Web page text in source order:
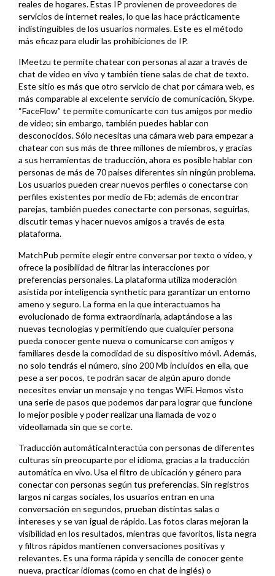
reales de hogares. Estas IP provienen de proveedores de
servicios de internet reales, lo que las hace prácticamente
indistinguibles de los usuarios normales. Este es el método
más eficaz para eludir las prohibiciones de IP.
IMeetzu te permite chatear con personas al azar a través de
chat de video en vivo y también tiene salas de chat de texto.
Este sitio es más que otro servicio de chat por cámara web, es
más comparable al excelente servicio de comunicación, Skype.
“FaceFlow” te permite comunicarte con tus amigos por medio
de video; sin embargo, también puedes hablar con
desconocidos. Sólo necesitas una cámara web para empezar a
chatear con sus más de three millones de miembros, y gracias
a sus herramientas de traducción, ahora es posible hablar con
personas de más de 70 países diferentes sin ningún problema.
Los usuarios pueden crear nuevos perfiles o conectarse con
perfiles existentes por medio de Fb; además de encontrar
parejas, también puedes conectarte con personas, seguirlas,
discutir temas y hacer nuevos amigos a través de esta
plataforma.
MatchPub permite elegir entre conversar por texto o vídeo, y
ofrece la posibilidad de filtrar las interacciones por
preferencias personales. La plataforma utiliza moderación
asistida por inteligencia synthetic para garantizar un entorno
ameno y seguro. La forma en la que interactuamos ha
evolucionado de forma extraordinaria, adaptándose a las
nuevas tecnologías y permitiendo que cualquier persona
pueda conocer gente nueva o comunicarse con amigos y
familiares desde la comodidad de su dispositivo móvil. Además,
no solo tendrás el número, sino 200 Mb incluidos en ella, que
pese a ser pocos, te podrán sacar de algún apuro donde
necesites enviar un mensaje y no tengas WiFi. Hemos visto
una serie de pasos que podemos dar para lograr que funcione
lo mejor posible y poder realizar una llamada de voz o
videollamada sin que se corte.
Traducción automáticaInteractúa con personas de diferentes
culturas sin preocuparte por el idioma, gracias a la traducción
automática en vivo. Usa el filtro de ubicación y género para
conectar con personas según tus preferencias. Sin registros
largos ni cargas sociales, los usuarios entran en una
conversación en segundos, prueban distintas salas o
intereses y se van igual de rápido. Las fotos claras mejoran la
visibilidad en los resultados, mientras que favoritos, lista negra
y filtros rápidos mantienen conversaciones positivas y
relevantes. Es una forma rápida y sencilla de conocer gente
nueva, practicar idiomas (como en chat de inglés) o